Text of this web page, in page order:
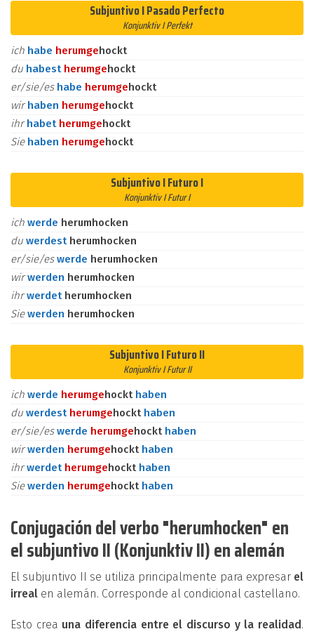
Subjuntivo I Pasado Perfecto
Konjunktiv I Perfekt
ich habe herumgehockt
du habest herumgehockt
er/sie/es habe herumgehockt
wirhaben herumgehockt
ihrhabet herumgehockt
Sie haben herumgehockt
Subjuntivo I Futuro I
Konjunktiv I Futur I
ich werde herumhocken
du werdest herumhocken
er/sie/eswerde herumhocken
wirwerden herumhocken
ihrwerdet herumhocken
Siewerden herumhocken
Subjuntivo I Futuro II
Konjunktiv I Futur II
ich werde herumgehockt haben
du werdest herumgehockt haben
er/sie/eswerde herumgehockt haben
wirwerden herumgehockt haben
ihrwerdet herumgehockt haben
Siewerden herumgehockt haben
Conjugación del verbo "herumhocken" en
el subjuntivo II (Konjunktiv II) en alemán
El subjuntivo II se utiliza principalmente para expresar el
irreal en alemán. Corresponde al condicional castellano.
Esto crea una diferencia entre el discurso y la realidad.